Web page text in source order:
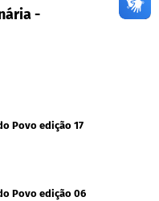
-
Povo edição 17
Povo edição 06